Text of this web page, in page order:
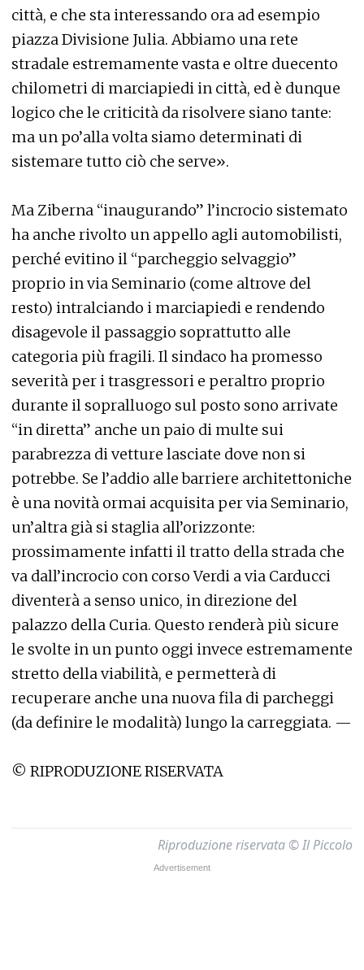
città, e che sta interessando ora ad esempio
piazza Divisione Julia. Abbiamo una rete
stradale estremamente vasta e oltre duecento
chilometri di marciapiedi in città, ed è dunque
logico che le criticità da risolvere siano tante:
ma un po’alla volta siamo determinati di
sistemare tutto ciò che serve».
Ma Ziberna “inaugurando” l’incrocio sistemato
ha anche rivolto un appello agli automobilisti,
perché evitino il “parcheggio selvaggio”
proprio in via Seminario (come altrove del
resto) intralciando i marciapiedi e rendendo
disagevole il passaggio soprattutto alle
categoria più fragili. Il sindaco ha promesso
severità per i trasgressori e peraltro proprio
durante il sopralluogo sul posto sono arrivate
“in diretta” anche un paio di multe sui
parabrezza di vetture lasciate dove non si
potrebbe. Se l’addio alle barriere architettoniche
è una novità ormai acquisita per via Seminario,
un’altra già si staglia all’orizzonte:
prossimamente infatti il tratto della strada che
va dall’incrocio con corso Verdi a via Carducci
diventerà a senso unico, in direzione del
palazzo della Curia. Questo renderà più sicure
le svolte in un punto oggi invece estremamente
stretto della viabilità, e permetterà di
recuperare anche una nuova fila di parcheggi
(da definire le modalità) lungo la carreggiata. —
© RIPRODUZIONE RISERVATA
Riproduzione riservata © Il Piccolo